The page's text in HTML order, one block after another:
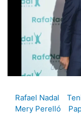
Rafael Nadal
Mery Perelló